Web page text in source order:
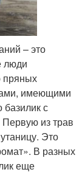
– это
люди
пряных
имеющими
с
из трав
Это
В разных
еще